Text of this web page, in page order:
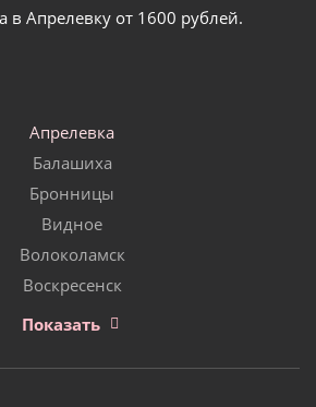
в Апрелевку от 1600 рублей.
Апрелевка
Балашиха
Бронницы
Видное
Волоколамск
Воскресенск
Показать